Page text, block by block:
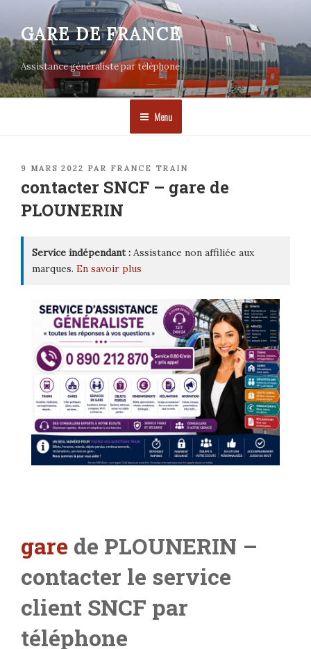
contenu
principal
GARE DE FRANCE
Assistance généraliste par téléphone
Menu
PUBLIÉ
9 MARS 2022 PAR FRANCE TRAIN
contacter SNCF – gare de
PLOUNERIN
Service indépendant : Assistance non affiliée aux
marques. En savoir plus
gare de PLOUNERIN –
contacter le service
client SNCF par
téléphone